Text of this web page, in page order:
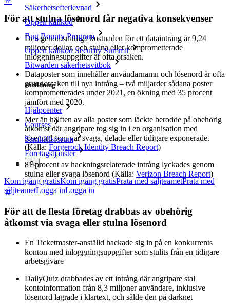
Säkerhetsefterlevnad
Öppen källkod
Bug Bounty Program
Öppen källkod Security Summit
Bitwarden säkerhetsvitbok
Utbildning
Hjälpcenter
Courses
Samhällsforum
Företagstjänster
Kom igång gratisKom igång gratisPrata med säljteametPrata med
säljteametLogga inLogga in
För att stulna lösenord får negativa konsekvenser
Den genomsnittliga kostnaden för ett dataintrång är 9,24
miljoner dollar, och stulna eller komprometterade
inloggningsuppgifter är ofta orsaken.
Dataposter som innehåller användarnamn och lösenord är ofta
grundorsaken till nya intrång – två miljarder sådana poster
komprometterades under 2021, en ökning med 35 procent
jämfört med 2020.
Mer än hälften av alla poster som läckte berodde på obehörig
åtkomst där angripare tog sig in i en organisation med
lösenord som var svaga, delade eller tidigare exponerade.
(Källa: Forgerock Identity Breach Report)
81 procent av hackningsrelaterade intrång lyckades genom
stulna eller svaga lösenord (Källa: Verizon Breach Report)
För att de flesta företag drabbas av obehörig
åtkomst via svaga eller stulna lösenord
En Ticketmaster-anställd hackade sig in på en konkurrents
konton med inloggningsuppgifter som stulits från en tidigare
arbetsgivare
DailyQuiz drabbades av ett intrång där angripare stal
kontoinformation från 8,3 miljoner användare, inklusive
lösenord lagrade i klartext, och sålde den på darknet